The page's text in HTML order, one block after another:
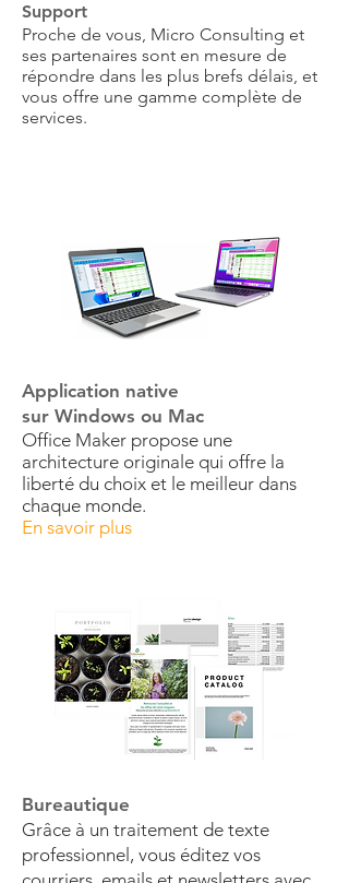
Support
Proche de vous, Micro Consulting et
ses partenaires sont en mesure de
répondre dans les plus brefs délais, et
vous offre une gamme complète de
services.
Application native
sur Windows ou Mac
Office Maker propose une
architecture originale qui offre la
liberté du choix et le meilleur dans
chaque monde.
En savoir plus
Bureautique
Grâce à un traitement de texte
professionnel, vous éditez vos